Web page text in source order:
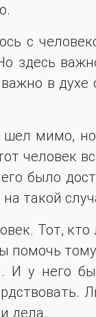
с
здесь
в духе
мимо,
человек
было
такой
Тот,
помочь
И у него
дела.